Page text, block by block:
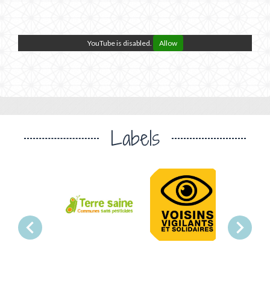
YouTube is disabled. Allow
Labels
chevron_left chevron_right